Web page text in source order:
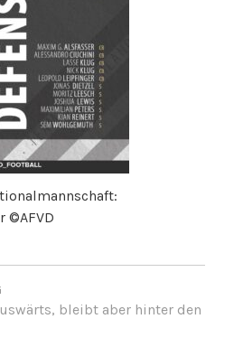
©AFVD
bleibt aber hinter den